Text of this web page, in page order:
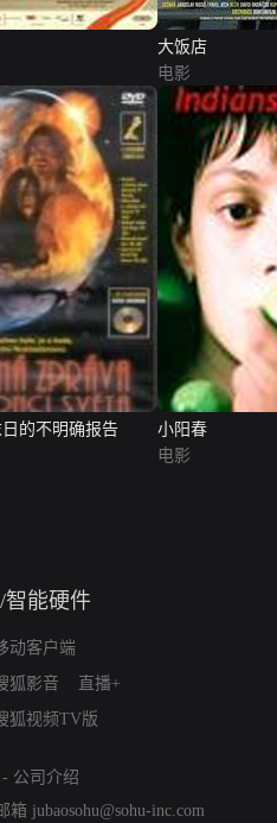
大饭店
电影
的不明确报告
小阳春
电影
智能硬件
动客户端
狐影音
直播+
狐视频TV版
- 公司介绍
箱 jubaosohu@sohu-inc.com